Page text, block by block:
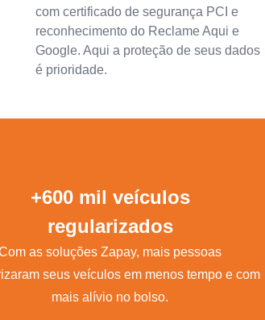
com certificado de segurança PCI e
reconhecimento do Reclame Aqui e
Google. Aqui a proteção de seus dados
é prioridade.
+600 mil veículos
regularizados
as soluções Zapay, mais pessoas
seus veículos em menos tempo e com
mais alívio no bolso.